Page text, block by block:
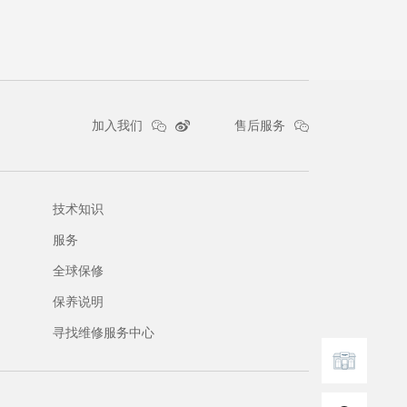
加入我们 售后服务
技术知识
服务
全球保修
保养说明
寻找维修服务中心